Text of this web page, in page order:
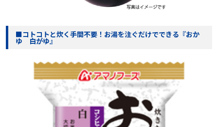
■コトコトと炊く手間不要！お湯を注ぐだけでできる『おか
ゆ 白がゆ』